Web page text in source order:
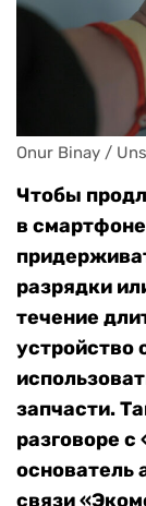
Onur Binay /
Чтобы
в
разрядки
течение
устройство
запчасти.
разговоре
основатель
связи